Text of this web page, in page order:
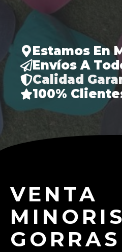
Estamos En
Envíos A
Calidad
100%
VENTA
GORRAS